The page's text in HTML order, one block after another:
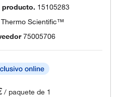
15105283
Thermo Scientific™
75005706
/ paquete de 1